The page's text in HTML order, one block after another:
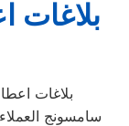
بلاغات
سامسونج